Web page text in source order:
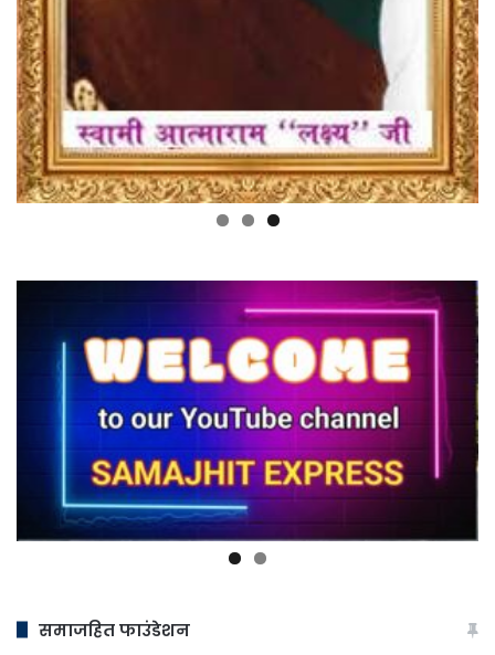
समाजहित फाउंडेशन